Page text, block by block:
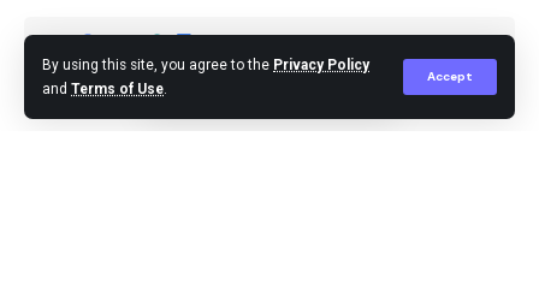
By using this site, you agree to the Privacy Policy
and Terms of Use.
Accept
Editor Published July 6, 2024